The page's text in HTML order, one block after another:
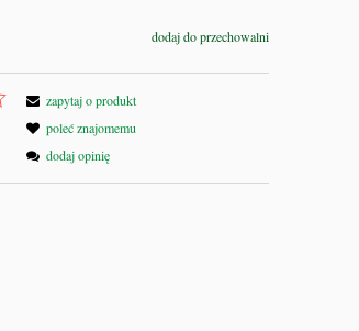
dodaj do przechowalni
zapytaj o produkt
poleć znajomemu
dodaj opinię